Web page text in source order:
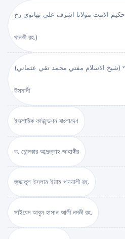
حكيم الامت مولانا اشرف علي تهانوي رح ( হাকীমুল উম্মত মাওলানা আশরাফ আলী
থানভী রহ.)
(شيخ الاسلام مفتي محمد تقي عثماني) শাইখুল ইসলাম মুফতী মুহাম্মদ তাকী
উসমানী
ইসলামিক ফাউন্ডেশন বাংলাদেশ
ড. খোন্দকার আব্দুল্লাহ জাহাঙ্গীর
হুজ্জাতুল ইসলাম ইমাম গাযযালী রহ.
সাইয়েদ আবুল হাসান আলী নদভী রহ.